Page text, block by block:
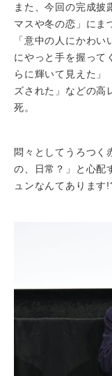
また、今回の完成披
マスや冬の恋」にま
「意中の人にかわ
にやっと手を握って
らに輝いて見えた」
ズされた」などの高
死。
悶々としてうろつく
の、日常？」と心配
ュンなんてありま